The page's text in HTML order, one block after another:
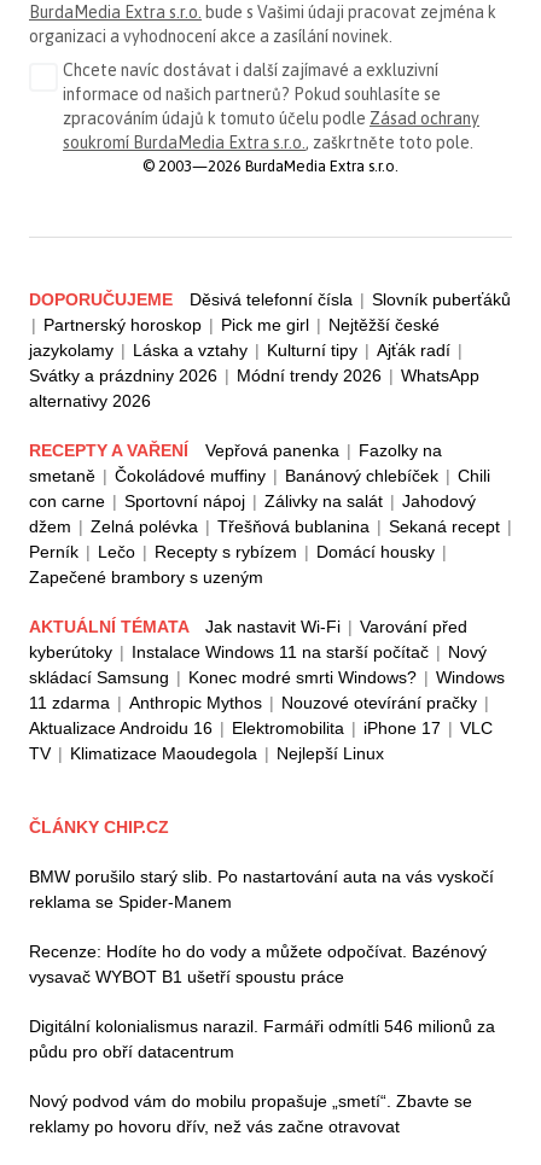
BurdaMedia Extra s.r.o. bude s Vašimi údaji pracovat zejména k
organizaci a vyhodnocení akce a zasílání novinek.
Chcete navíc dostávat i další zajímavé a exkluzivní
informace od našich partnerů? Pokud souhlasíte se
zpracováním údajů k tomuto účelu podle Zásad ochrany
soukromí BurdaMedia Extra s.r.o., zaškrtněte toto pole.
© 2003—2026 BurdaMedia Extra s.r.o.
DOPORUČUJEME Děsivá telefonní čísla | Slovník puberťáků
| Partnerský horoskop | Pick me girl | Nejtěžší české
jazykolamy | Láska a vztahy | Kulturní tipy | Ajťák radí |
Svátky a prázdniny 2026 | Módní trendy 2026 | WhatsApp
alternativy 2026
RECEPTY A VAŘENÍ Vepřová panenka | Fazolky na
smetaně | Čokoládové muffiny | Banánový chlebíček | Chili
con carne | Sportovní nápoj | Zálivky na salát | Jahodový
džem | Zelná polévka | Třešňová bublanina | Sekaná recept |
Perník | Lečo | Recepty s rybízem | Domácí housky |
Zapečené brambory s uzeným
AKTUÁLNÍ TÉMATA Jak nastavit Wi-Fi | Varování před
kyberútoky | Instalace Windows 11 na starší počítač | Nový
skládací Samsung | Konec modré smrti Windows? | Windows
11 zdarma | Anthropic Mythos | Nouzové otevírání pračky |
Aktualizace Androidu 16 | Elektromobilita | iPhone 17 | VLC
TV | Klimatizace Maoudegola | Nejlepší Linux
ČLÁNKY CHIP.CZ
BMW porušilo starý slib. Po nastartování auta na vás vyskočí
reklama se Spider-Manem
Recenze: Hodíte ho do vody a můžete odpočívat. Bazénový
vysavač WYBOT B1 ušetří spoustu práce
Digitální kolonialismus narazil. Farmáři odmítli 546 milionů za
půdu pro obří datacentrum
Nový podvod vám do mobilu propašuje „smetí“. Zbavte se
reklamy po hovoru dřív, než vás začne otravovat